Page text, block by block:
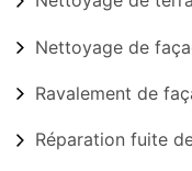
Nettoyage de
Ravalement de
Réparation fuite